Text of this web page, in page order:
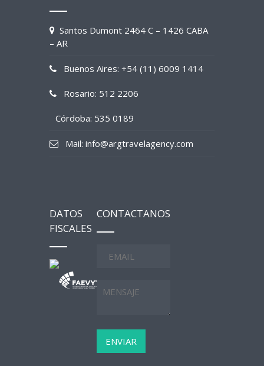
Santos Dumont 2464 C – 1426 CABA
– AR
Buenos Aires: +54 (11) 6009 1414
Rosario: 512 2206
Córdoba: 535 0189
Mail: info@argtravelagency.com
DATOS
FISCALES
CONTACTANOS